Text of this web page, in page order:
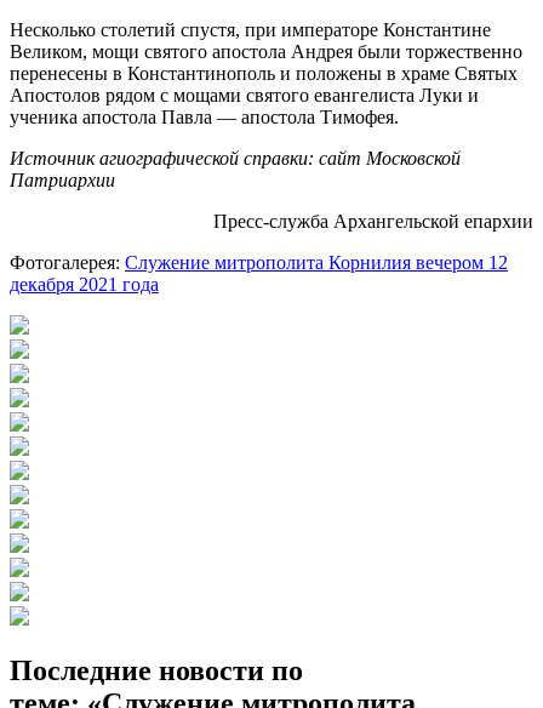
Несколько столетий спустя, при императоре Константине
Великом, мощи святого апостола Андрея были торжественно
перенесены в Константинополь и положены в храме Святых
Апостолов рядом с мощами святого евангелиста Луки и
ученика апостола Павла — апостола Тимофея.
Источник агиографической справки: сайт Московской
Патриархии
Пресс-служба Архангельской епархии
Фотогалерея: Служение митрополита Корнилия вечером 12
декабря 2021 года
Последние новости по